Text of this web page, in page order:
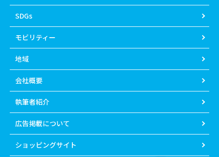
SDGs
モビリティー
地域
会社概要
執筆者紹介
広告掲載について
ショッピングサイト